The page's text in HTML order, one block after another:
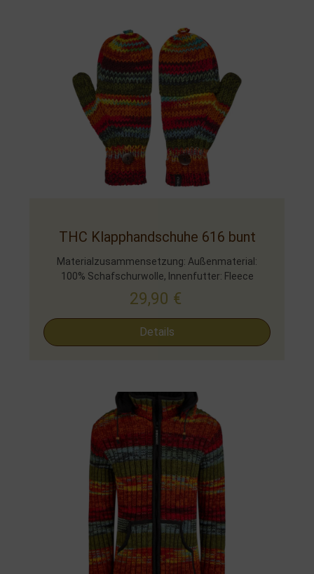
THC Klapphandschuhe 616 bunt
Materialzusammensetzung: Außenmaterial:
100% Schafschurwolle, Innenfutter: Fleece
29,90 €
Details